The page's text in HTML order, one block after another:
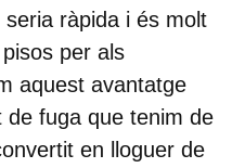
ràpida i és molt
per als
aquest avantatge
fuga que tenim de
en lloguer de